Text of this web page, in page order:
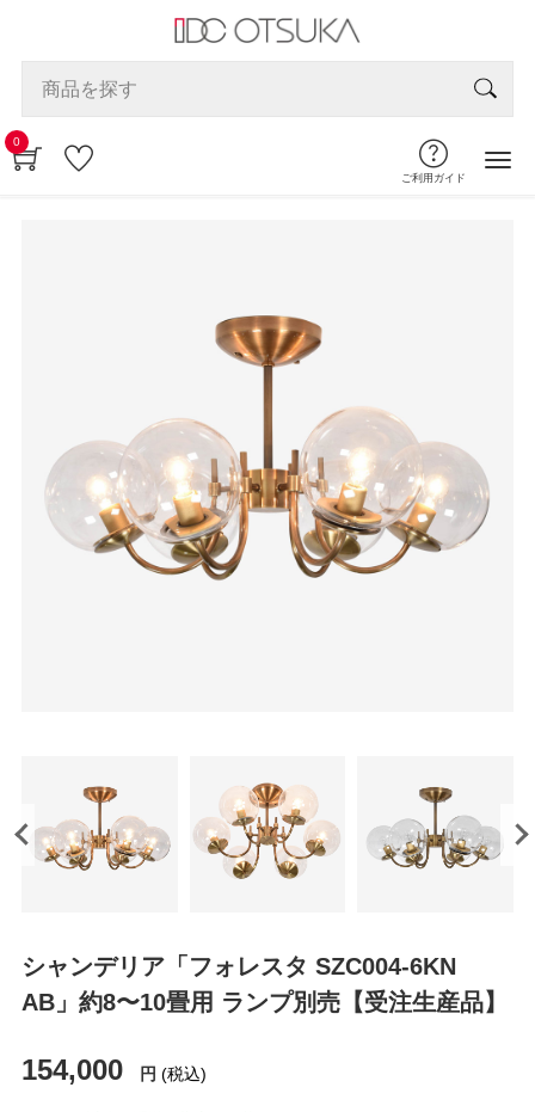
0
ご利用ガイド
シャンデリア「フォレスタ SZC004-6KN
AB」約8〜10畳用 ランプ別売【受注生産品】
154,000 円 (税込)